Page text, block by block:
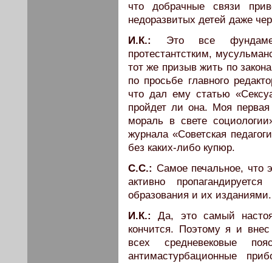
что добрачные связи
недоразвитых детей даже
И.К.: Это все
протестантстким,
тот же призыв жить по
по просьбе главного
что дал ему статью
пройдет ли она. Моя
мораль в свете
журнала «Советская
без каких-либо купюр.
С.С.: Самое печальное, что
активно
образования и их изданиями.
И.К.:Да, это самый
кончится. Поэтому я и
всех средневековые
антимастурбационные